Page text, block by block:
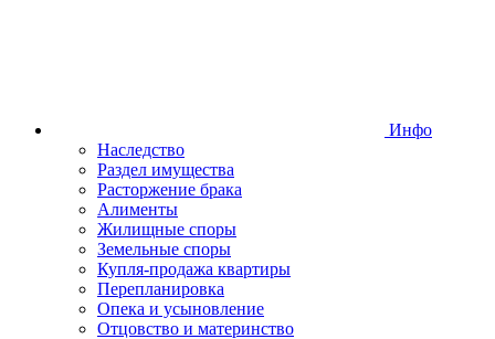
Инфо
Наследство
Раздел имущества
Расторжение брака
Алименты
Жилищные споры
Земельные споры
Купля-продажа квартиры
Перепланировка
Опека и усыновление
Отцовство и материнство